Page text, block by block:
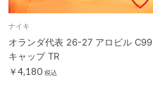
ナイキ
オランダ代表 26-27 アロビル C99
キャップ TR
￥4,180 税込